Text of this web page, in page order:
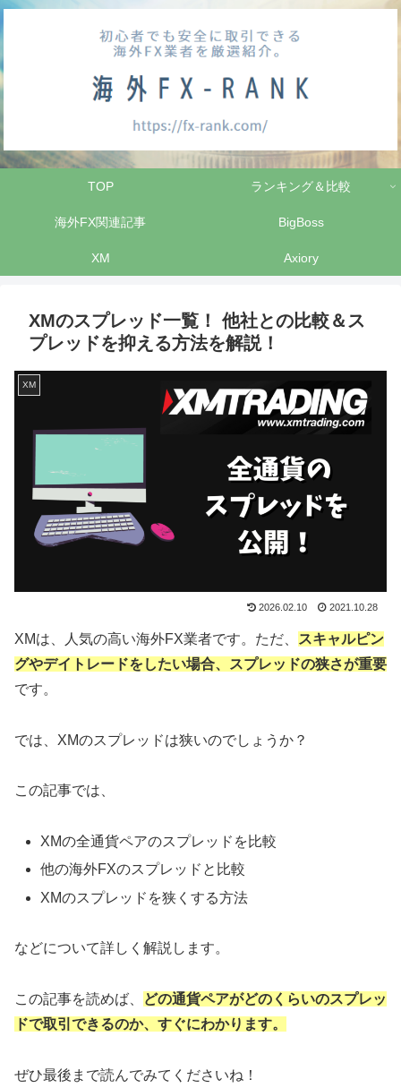
TOP ランキング＆比較
海外FX関連記事 BigBoss
XM Axiory
XMのスプレッド一覧！ 他社との比較＆ス
プレッドを抑える方法を解説！
XM
2026.02.10 2021.10.28
XMは、人気の高い海外FX業者です。ただ、
スキャルピン
グやデイトレードをしたい場合、スプレッドの狭さが重要
です。
では、XMのスプレッドは狭いのでしょうか？
この記事では、
XMの全通貨ペアのスプレッドを比較
他の海外FXのスプレッドと比較
XMのスプレッドを狭くする方法
などについて詳しく解説します。
この記事を読めば、
どの通貨ペアがどのくらいのスプレッ
ドで取引できるのか、すぐにわかります。
ぜひ最後まで読んでみてくださいね！